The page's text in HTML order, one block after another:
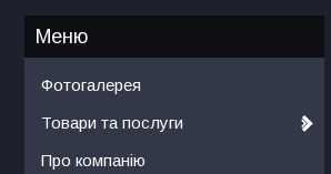
Фотогалерея
Товари та послуги
Про компанію